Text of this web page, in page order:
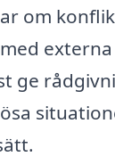
om
ge